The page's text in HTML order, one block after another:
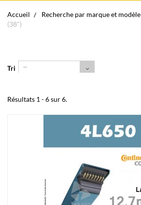
Accueil Recherche par marque et modèle
(38")
Tri --
Résultats 1 - 6 sur 6.